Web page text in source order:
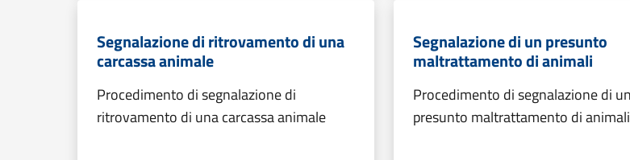
Segnalazione di ritrovamento di una
carcassa animale
Procedimento di segnalazione di
ritrovamento di una carcassa animale
Segnalazione di un presunto
maltrattamento di animali
Procedimento di segnalazione di un
presunto maltrattamento di animali